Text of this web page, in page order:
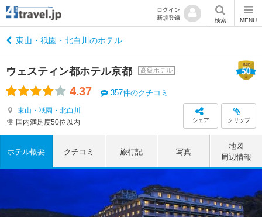
ログイン
新規登録
検索 MENU
東山・祇園・北白川のホテル
ウェスティン都ホテル京都 高級ホテル
4.37 357件のクチコミ
東山・祇園・北白川
国内満足度50位以内
シェア クリップ
ホテル概要 クチコミ 旅行記 写真
地図
周辺情報